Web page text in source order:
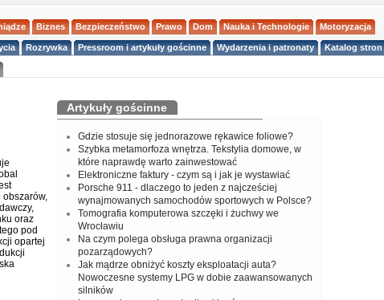
Biznes Bezpieczeństwo Prawo Dom Nauka i Technologie Motoryzacja
Rozrywka Pressroom i artykuły gościnne Wydarzenia i patronaty Katalog stron
oraz
pod
opartej
Artykuły gościnne
Gdzie stosuje się jednorazowe rękawice foliowe?
Szybka metamorfoza wnętrza. Tekstylia domowe, w
które naprawdę warto zainwestować
Elektroniczne faktury - czym są i jak je wystawiać
Porsche 911 - dlaczego to jeden z najcześciej
wynajmowanych samochodów sportowych w Polsce?
Tomografia komputerowa szczęki i żuchwy we
Wrocławiu
Na czym polega obsługa prawna organizacji
pozarządowych?
Jak mądrze obniżyć koszty eksploatacji auta?
Nowoczesne systemy LPG w dobie zaawansowanych
silników